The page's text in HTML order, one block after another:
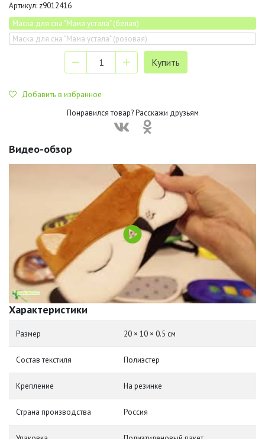
Артикул: z9012416
Маска для сна "Мама устала" (белая)
Маска для сна "Мама устала" (розовая)
Добавить в избранное
Понравился товар? Расскажи друзьям
Видео-обзор
Характеристики
Размер 20 × 10 × 0.5 см
Состав текстиля Полиэстер
Крепление На резинке
Страна производства Россия